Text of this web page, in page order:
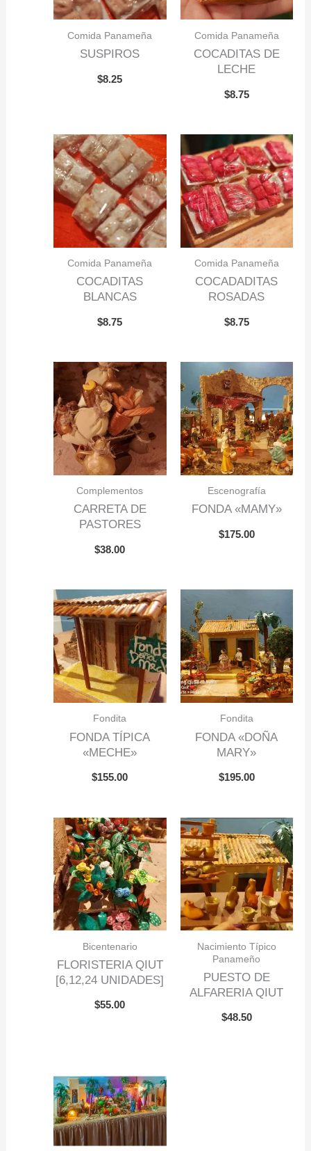
Comida Panameña
SUSPIROS
$8.25
Comida Panameña
COCADITAS DE
LECHE
$8.75
Comida Panameña
COCADITAS
BLANCAS
$8.75
Comida Panameña
COCADADITAS
ROSADAS
$8.75
Complementos
CARRETA DE
PASTORES
$38.00
Escenografía
FONDA «MAMY»
$175.00
Fondita
FONDA TÍPICA
«MECHE»
$155.00
Fondita
FONDA «DOÑA
MARY»
$195.00
Bicentenario
FLORISTERIA QIUT
[6,12,24 UNIDADES]
$55.00
Nacimiento Típico
Panameño
PUESTO DE
ALFARERIA QIUT
$48.50